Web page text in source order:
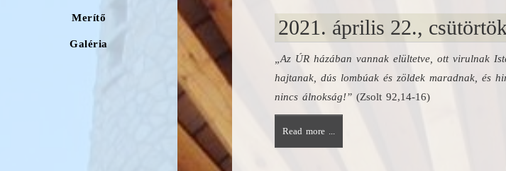
Merítő
Galéria
2021. április 22., csütörtök
„Az ÚR házában vannak elültetve, ott virulnak
hajtanak, dús lombúak és zöldek maradnak, és
nincs álnokság!”(Zsolt 92,14-16)
Read more ...